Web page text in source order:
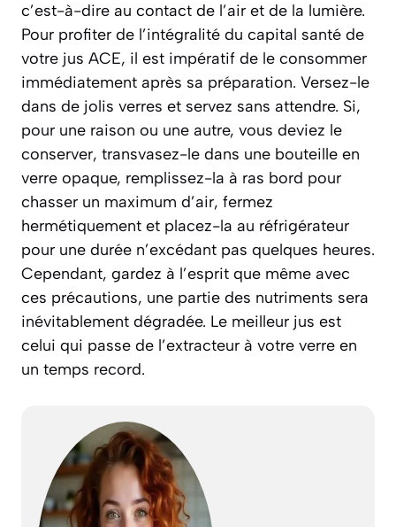
c’est-à-dire au contact de l’air et de la lumière.
Pour profiter de l’intégralité du capital santé de
votre jus ACE, il est impératif de le consommer
immédiatement après sa préparation. Versez-le
dans de jolis verres et servez sans attendre. Si,
pour une raison ou une autre, vous deviez le
conserver, transvasez-le dans une bouteille en
verre opaque, remplissez-la à ras bord pour
chasser un maximum d’air, fermez
hermétiquement et placez-la au réfrigérateur
pour une durée n’excédant pas quelques heures.
Cependant, gardez à l’esprit que même avec
ces précautions, une partie des nutriments sera
inévitablement dégradée. Le meilleur jus est
celui qui passe de l’extracteur à votre verre en
un temps record.